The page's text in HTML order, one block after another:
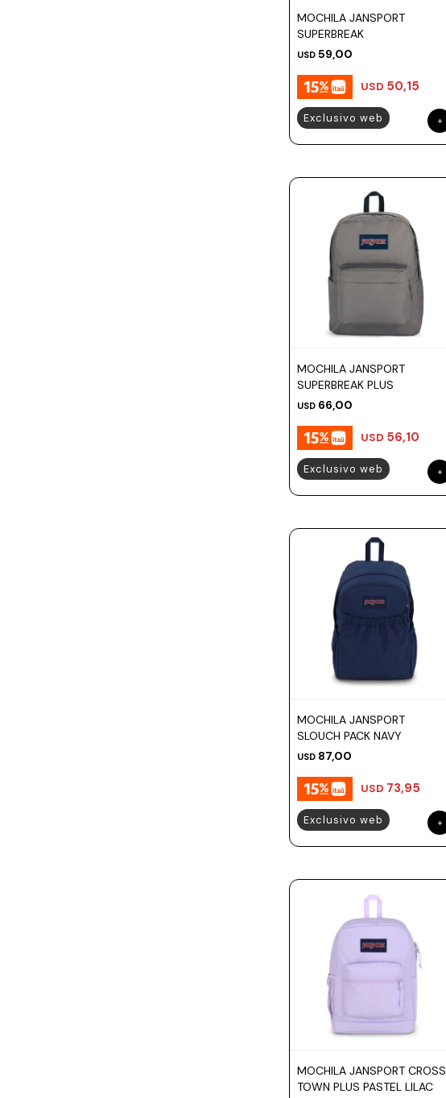
MOCHILA JANSPORT
SUPERBREAK
USD 59,00
USD 50,15
Exclusivo web
MOCHILA JANSPORT
SUPERBREAK PLUS
USD 66,00
USD 56,10
Exclusivo web
MOCHILA JANSPORT
SLOUCH PACK NAVY
USD 87,00
USD 73,95
Exclusivo web
MOCHILA JANSPORT CROSS
TOWN PLUS PASTEL LILAC